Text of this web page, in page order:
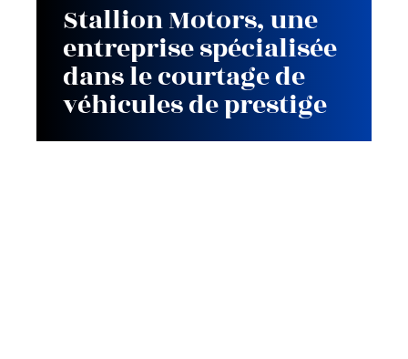
Stallion Motors, une
entreprise spécialisée
dans le courtage de
véhicules de prestige